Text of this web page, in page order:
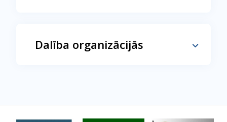
Dalība organizācijās